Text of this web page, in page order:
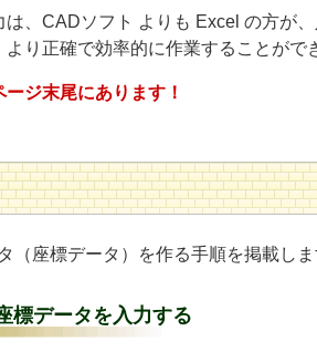
、CADソフト よりも Excel の方が
り正確で効率的に作業することがで
ジ末尾にあります！
座標データ）を作る手順を掲載しま
標データを入力する